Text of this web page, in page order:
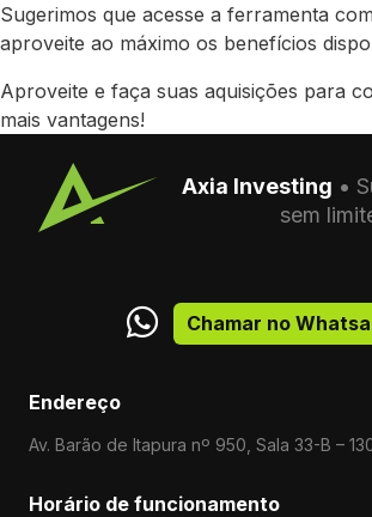
Sugerimos que acesse a ferramenta
aproveite ao máximo os benefícios
Aproveite e faça suas aquisições para
mais vantagens!
Axia Investing •
sem
Chamar no
Endereço
Av. Barão de Itapura nº 950, Sala 33-B –
Horário de funcionamento